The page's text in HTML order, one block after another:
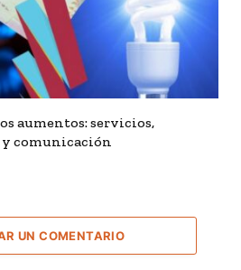
aumentos: servicios,
comunicación
UN COMENTARIO